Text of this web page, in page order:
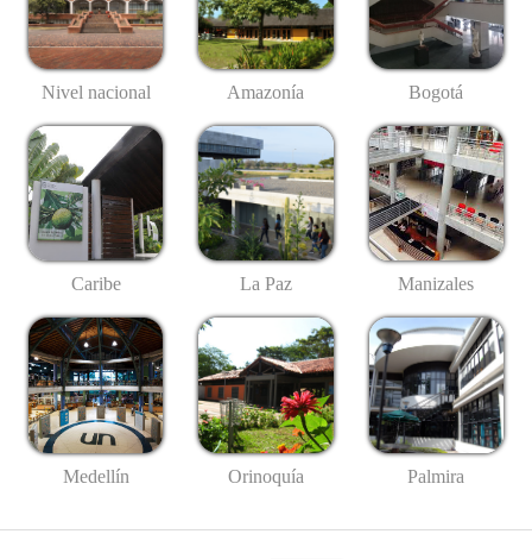
Nivel nacional Amazonía Bogotá
Caribe La Paz Manizales
Medellín Orinoquía Palmira